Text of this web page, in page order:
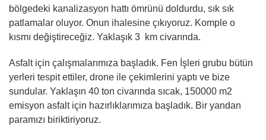
bölgedeki kanalizasyon hattı ömrünü doldurdu, sık sık
patlamalar oluyor. Onun ihalesine çıkıyoruz. Komple o
kısmı değiştireceğiz. Yaklaşık 3 km civarında.
Asfalt için çalışmalarımıza başladık. Fen İşleri grubu bütün
yerleri tespit ettiler, drone ile çekimlerini yaptı ve bize
sundular. Yaklaşın 40 ton civarında sıcak, 150000 m2
emisyon asfalt için hazırlıklarımıza başladık. Bir yandan
paramızı biriktiriyoruz.